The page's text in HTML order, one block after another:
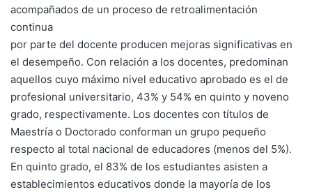
acompañados de un proceso de retroalimentación
continua
por parte del docente producen mejoras significativas en
el desempeño. Con relación a los docentes, predominan
aquellos cuyo máximo nivel educativo aprobado es el de
profesional universitario, 43% y 54% en quinto y noveno
grado, respectivamente. Los docentes con títulos de
Maestría o Doctorado conforman un grupo pequeño
respecto al total nacional de educadores (menos del 5%).
En quinto grado, el 83% de los estudiantes asisten a
establecimientos educativos donde la mayoría de los